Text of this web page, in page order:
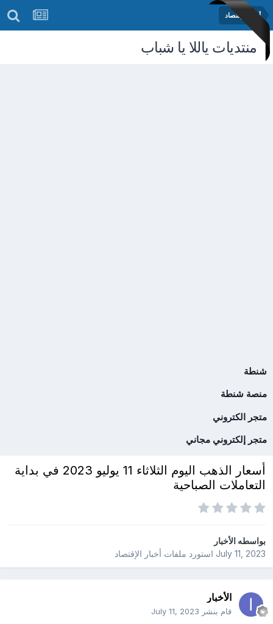
أخبار الإقتصاد
منتديات ياللا يا شباب
شنطة
منصة شنطة
متجر الكتروني
متجر إلكتروني مجاني
أسعار الذهب اليوم الثلاثاء 11 يوليو 2023 في بداية
التعاملات الصباحية
بواسطهالأخبار
July 11, 2023استورد ملفات أخبار الإقتصاد
الأخبار
قام بنشر July 11, 2023